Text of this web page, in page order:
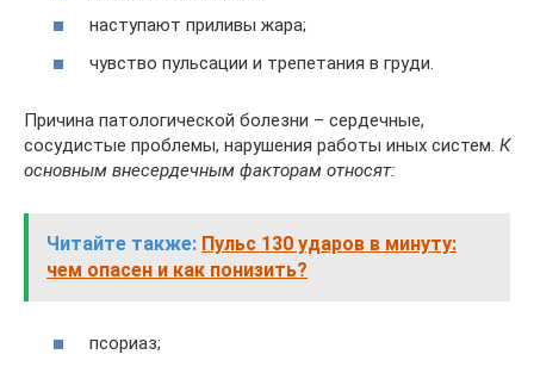
наступают приливы жара;
чувство пульсации и трепетания в груди.
Причина патологической болезни – сердечные,
сосудистые проблемы, нарушения работы иных систем. К
основным внесердечным факторам относят:
Читайте также: Пульс 130 ударов в минуту:
чем опасен и как понизить?
псориаз;